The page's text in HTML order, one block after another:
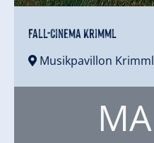
Fall-Cinema Krimml
Musikpavillon Krimml
MA